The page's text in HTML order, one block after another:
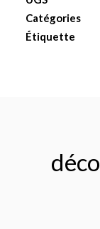
à
Catégories
Étiquette